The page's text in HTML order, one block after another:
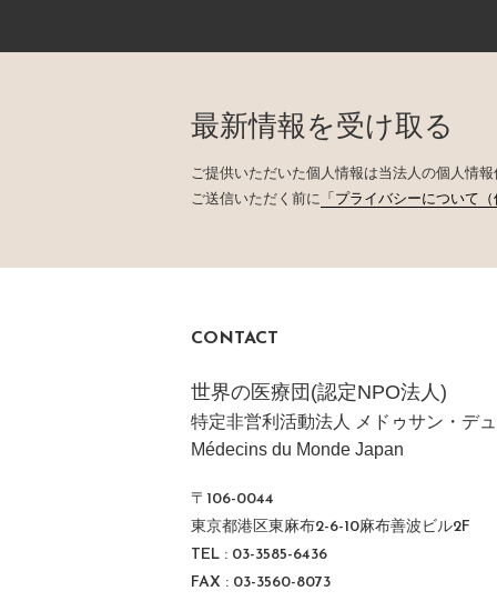
最新情報を受け取る
ご提供いただいた個人情報は当法人の個人情
ご送信いただく前に 「プライバシーについて
CONTACT
世界の医療団(認定NPO法人)
特定非営利活動法人 メドゥサン・デ
Médecins du Monde Japan
〒106-0044
東京都港区東麻布2-6-10麻布善波ビル2F
TEL : 03-3585-6436
FAX : 03-3560-8073